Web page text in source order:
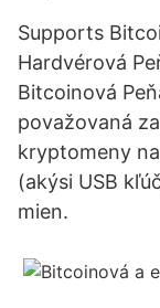
Supports
Hardvérová
Bitcoinová
považovaná
kryptomeny
(akýsi USB
mien.